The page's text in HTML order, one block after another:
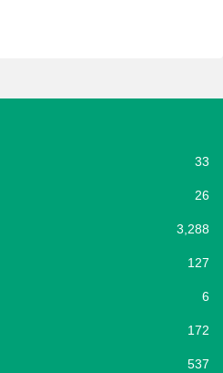
33
26
3,288
127
6
172
537